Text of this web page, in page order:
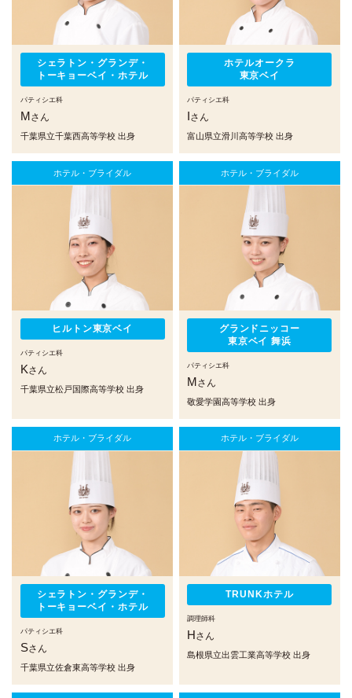
シェラトン・グランデ・
トーキョーベイ・ホテル
パティシエ科
M さん
千葉県立千葉西高等学校 出身
ホテルオークラ
東京ベイ
パティシエ科
さん
富山県立滑川高等学校 出身
ホテル・ブライダル
ヒルトン東京ベイ
パティシエ科
Kさん
千葉県立松戸国際高等学校 出身
ホテル・ブライダル
グランドニッコー
東京ベイ 舞浜
パティシエ科
M さん
敬愛学園高等学校 出身
ホテル・ブライダル
シェラトン・グランデ・
トーキョーベイ・ホテル
パティシエ科
Sさん
千葉県立佐倉東高等学校 出身
ホテル・ブライダル
TRUNKホテル
調理師科
H さん
島根県立出雲工業高等学校 出身